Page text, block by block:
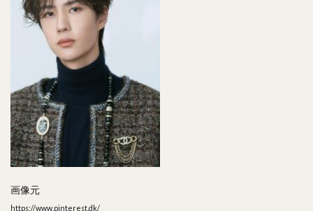
画像元
https://www.pinterest.dk/